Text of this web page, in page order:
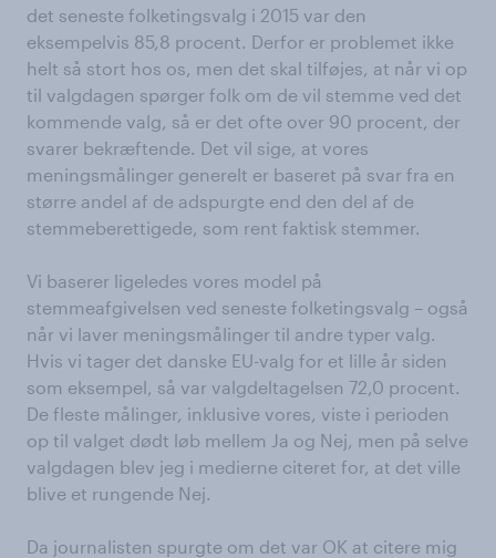
det seneste folketingsvalg i 2015 var den
eksempelvis 85,8 procent. Derfor er problemet ikke
helt så stort hos os, men det skal tilføjes, at når vi op
til valgdagen spørger folk om de vil stemme ved det
kommende valg, så er det ofte over 90 procent, der
svarer bekræftende. Det vil sige, at vores
meningsmålinger generelt er baseret på svar fra en
større andel af de adspurgte end den del af de
stemmeberettigede, som rent faktisk stemmer.
Vi baserer ligeledes vores model på
stemmeafgivelsen ved seneste folketingsvalg – også
når vi laver meningsmålinger til andre typer valg.
Hvis vi tager det danske EU-valg for et lille år siden
som eksempel, så var valgdeltagelsen 72,0 procent.
De fleste målinger, inklusive vores, viste i perioden
op til valget dødt løb mellem Ja og Nej, men på selve
valgdagen blev jeg i medierne citeret for, at det ville
blive et rungende Nej.
Da journalisten spurgte om det var OK at citere mig